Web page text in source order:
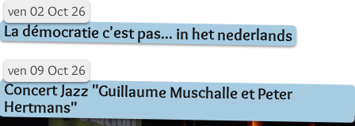
ven 02 Oct 26
La démocratie c'est pas... in het nederlands
ven 09 Oct 26
Concert Jazz "Guillaume Muschalle et Peter
Hertmans"